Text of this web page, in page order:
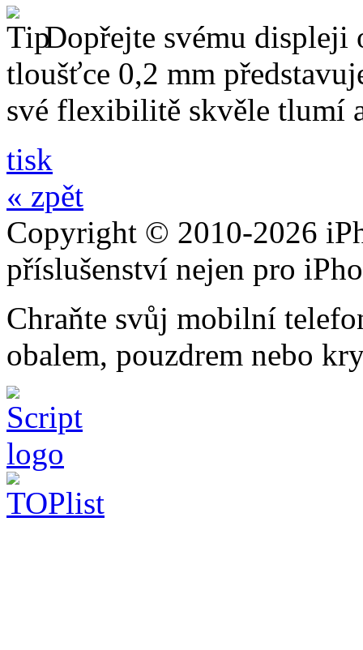
Dopřejte svému displeji
tloušťce 0,2 mm
své flexibilitě skvěle tlumí
tisk
« zpět
Copyright © 2010-2026
příslušenství nejen pro
Chraňte svůj mobilní
obalem, pouzdrem nebo